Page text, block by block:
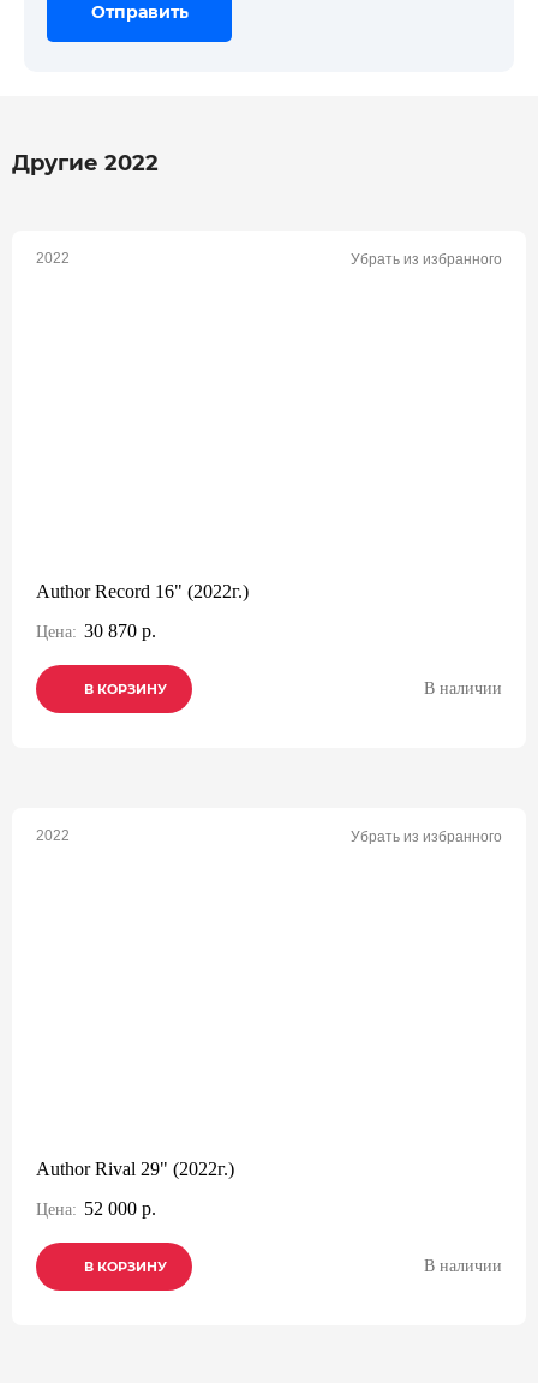
Отправить
Отправить
Отправить
Другие 2022
2022 Убрать из избранного
Author Record 16" (2022г.)
Цена: 30 870 р.
В КОРЗИНУ
В КОРЗИНУ
В КОРЗИНУ В наличии
2022 Убрать из избранного
Author Rival 29" (2022г.)
Цена: 52 000 р.
В КОРЗИНУ
В КОРЗИНУ
В КОРЗИНУ В наличии